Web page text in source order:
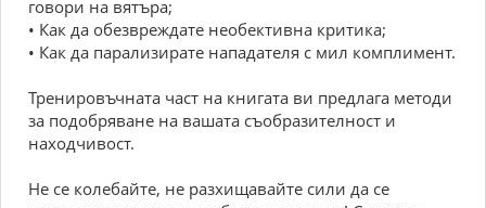
говори на вятъра;
• Как да обезвреждате необективна критика;
• Как да парализирате нападателя с мил комплимент.
Тренировъчната част на книгата ви предлага методи
за подобряване на вашата съобразителност и
находчивост.
Не се колебайте, не разхищавайте сили да се